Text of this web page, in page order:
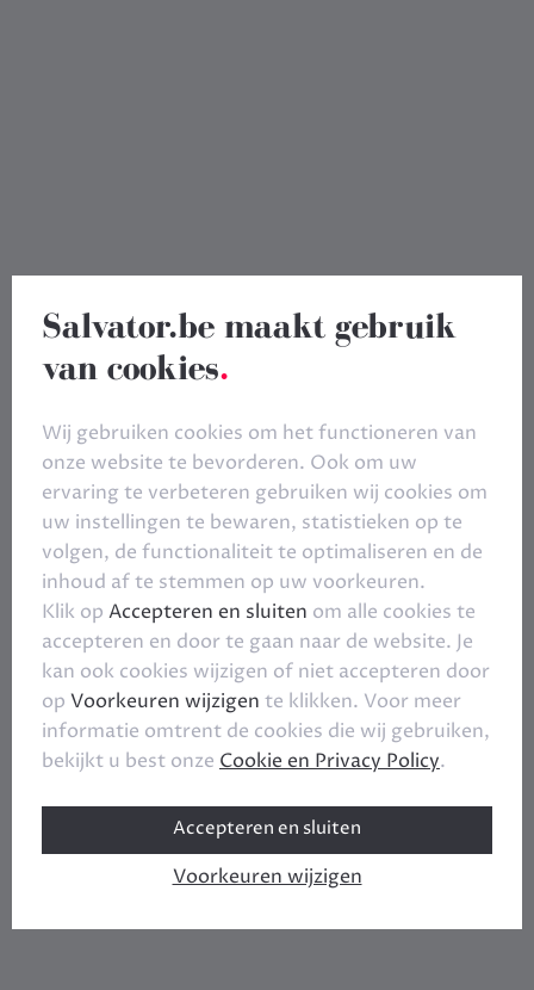
Salvator.be maakt gebruik
van cookies.
Wij gebruiken cookies om het functioneren van
onze website te bevorderen. Ook om uw
ervaring te verbeteren gebruiken wij cookies om
uw instellingen te bewaren, statistieken op te
volgen, de functionaliteit te optimaliseren en de
inhoud af te stemmen op uw voorkeuren.
Klik op Accepteren en sluiten om alle cookies te
accepteren en door te gaan naar de website. Je
kan ook cookies wijzigen of niet accepteren door
op Voorkeuren wijzigen te klikken. Voor meer
informatie omtrent de cookies die wij gebruiken,
bekijkt u best onze Cookie en Privacy Policy.
Accepteren en sluiten
Voorkeuren wijzigen